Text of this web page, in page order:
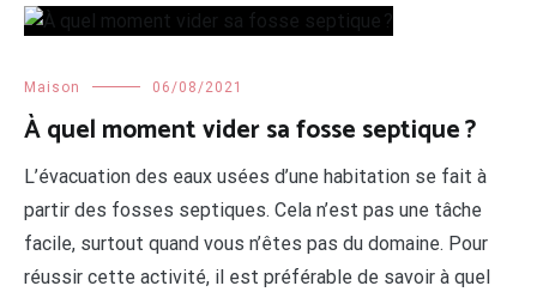
Maison 06/08/2021
À quel moment vider sa fosse septique ?
L’évacuation des eaux usées d’une habitation se fait à
partir des fosses septiques. Cela n’est pas une tâche
facile, surtout quand vous n’êtes pas du domaine. Pour
réussir cette activité, il est préférable de savoir à quel